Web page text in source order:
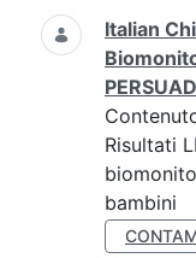
Ricerca
Italian
Risultati
bambini